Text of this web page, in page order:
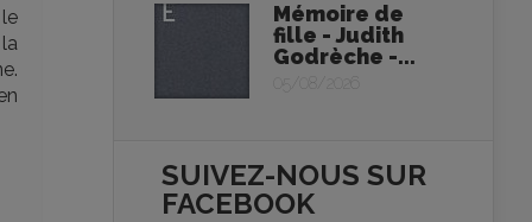
Mémoire de
fille - Judith
Godrèche -...
05/08/2026
SUIVEZ-NOUS SUR
FACEBOOK